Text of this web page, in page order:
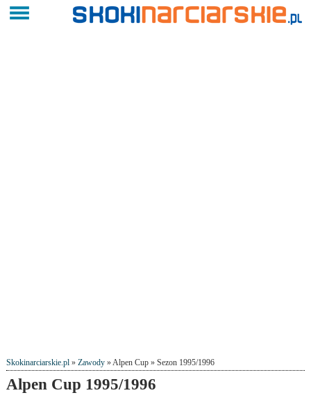
Skokinarciarskie.pl» Zawody» Alpen Cup » Sezon 1995/1996
Alpen Cup 1995/1996